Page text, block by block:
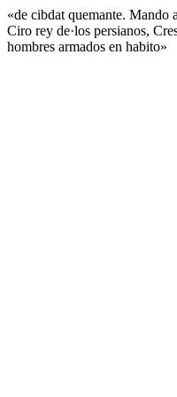
«de cibdat quemante. Mando
Ciro rey de·los persianos,
hombres armados en habito»